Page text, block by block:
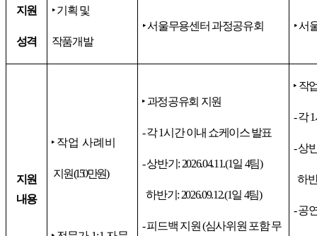
지원
성격
‣기획 및
작품개발
‣서울무용센터 과정공유회 ‣서
지원
내용
‣ 작업 사례비
지원(150만원)
‣과정공유회 지원
-각1시간 이내 쇼케이스 발표
-상반기 : 2026.04.11.(1일 4팀)
하반기 : 2026.09.12.(1일 4팀)
-피드백 지원 (심사위원 포함 무
‣ 작
-각1
-상
하
-공